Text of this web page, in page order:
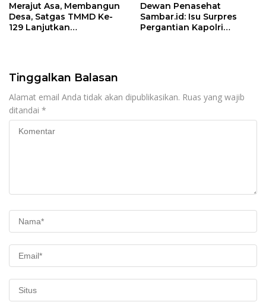
Merajut Asa, Membangun
Desa, Satgas TMMD Ke-
129 Lanjutkan
Dewan Penasehat
Sambar.id: Isu Surpres
Pergantian Kapolri
Tinggalkan Balasan
Alamat email Anda tidak akan dipublikasikan. Ruas yang wajib
ditandai *